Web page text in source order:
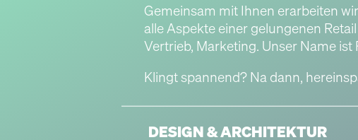
Gemeinsam mit Ihnen erarbeiten wir
alle Aspekte einer gelungenen
Vertrieb, Marketing. Unser Name
Klingt spannend? Na dann,